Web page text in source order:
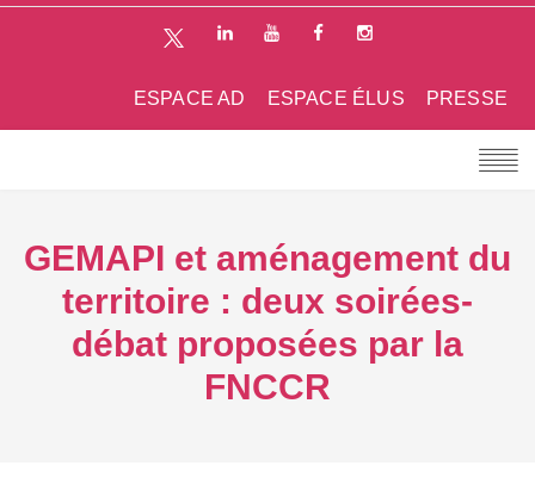
PRESSE
ESPACE ÉLUS
ESPACE AD
GEMAPI et aménagement du
territoire : deux soirées-
débat proposées par la
FNCCR